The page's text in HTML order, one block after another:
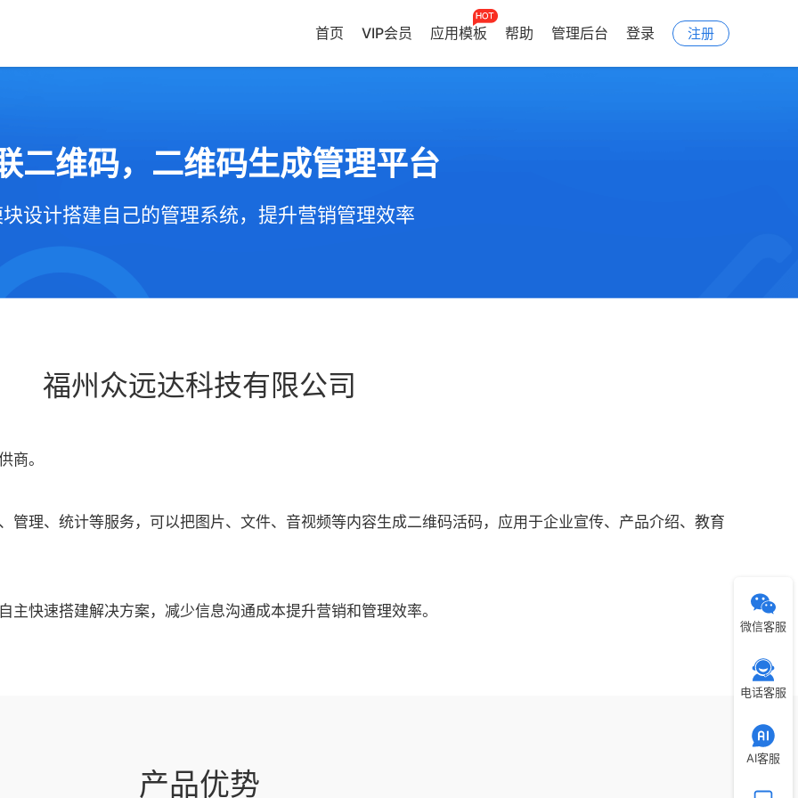
首页 VIP会员 应用模板 帮助 管理后台 登录 注册
二维码，二维码生成管理平台
设计搭建自己的管理系统，提升营销管理效率
福州众远达科技有限公司
商。
管理、统计等服务，可以把图片、文件、音视频等内容生成二维码活码，应用于企业宣传、产品介绍、教育
快速搭建解决方案，减少信息沟通成本提升营销和管理效率。
产品优势
微信客服
电话客服
AI客服